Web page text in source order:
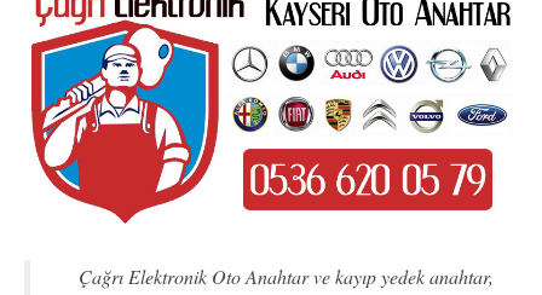
Çağrı Elektronik Oto Anahtar ve kayıp yedek anahtar,